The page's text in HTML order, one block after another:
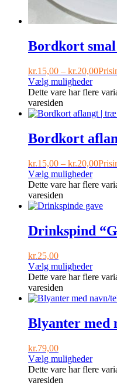
Bordkort
kr.15,00 – kr.20,00
Vælg muligheder
Dette vare har flere
varesiden
Bordkort
kr.15,00 – kr.20,00
Vælg muligheder
Dette vare har flere
varesiden
Drinkspind
kr.25,00
Vælg muligheder
Dette vare har flere
varesiden
Blyanter med
kr.79,00
Vælg muligheder
Dette vare har flere
varesiden